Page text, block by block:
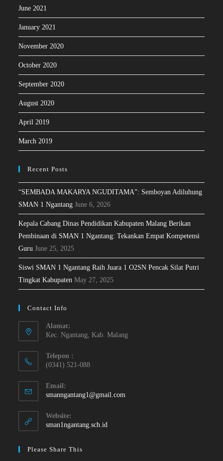
June 2021
January 2021
November 2020
October 2020
September 2020
August 2020
April 2019
March 2019
Recent Posts
“SEMBADA MAKARYA NGUDITAMA”: Semboyan Adiluhung
SMAN 1 Ngantang June 6, 2026
Kepala Cabang Dinas Pendidikan Kabupaten Malang Berikan
Pembinaan di SMAN 1 Ngantang: Tekankan Empat Kompetensi
Guru June 25, 2025
Siswi SMAN 1 Ngantang Raih Juara 1 O2SN Pencak Silat Putri
Tingkat Kabupaten May 27, 2025
Contact Info
Alamat:
Kec. Ngantang, Kab. Malang
Telepon :
(0341) 521-088
Email:
smanngantang1@gmail.com
Website:
sman1ngantang.sch.id
Please Share This